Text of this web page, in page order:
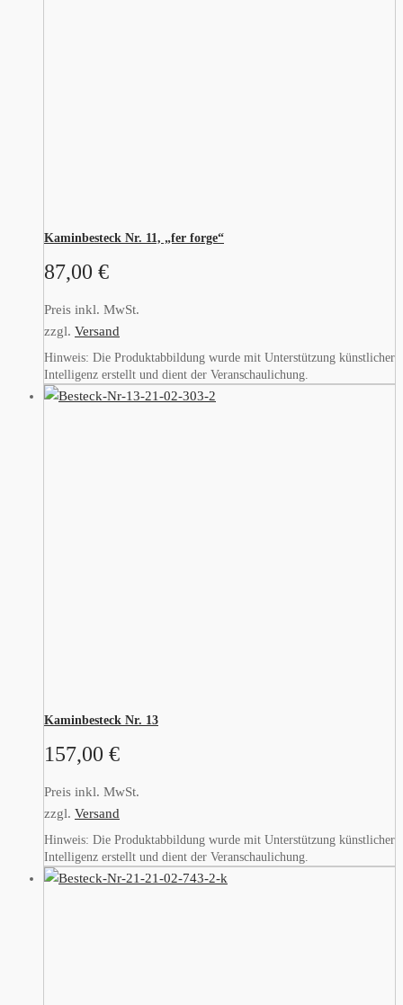
Kaminbesteck Nr. 11, „fer forge“
87,00 €
Preis inkl. MwSt.
zzgl. Versand
Hinweis: Die Produktabbildung wurde mit Unterstützung künstlicher
Intelligenz erstellt und dient der Veranschaulichung.
Kaminbesteck Nr. 13
157,00 €
Preis inkl. MwSt.
zzgl. Versand
Hinweis: Die Produktabbildung wurde mit Unterstützung künstlicher
Intelligenz erstellt und dient der Veranschaulichung.